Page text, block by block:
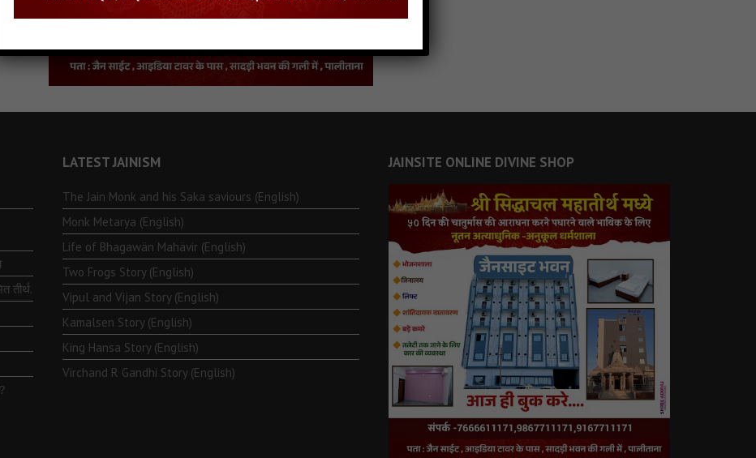
तीर्थ.
LATEST JAINISM
The Jain Monk and his Saka saviours (English)
Monk Metarya (English)
Life of Bhagawän Mahävir (English)
Two Frogs Story (English)
Vipul and Vijan Story (English)
Kamalsen Story (English)
King Hansa Story (English)
Virchand R Gandhi Story (English)
JAINSITE ONLINE DIVINE SHOP